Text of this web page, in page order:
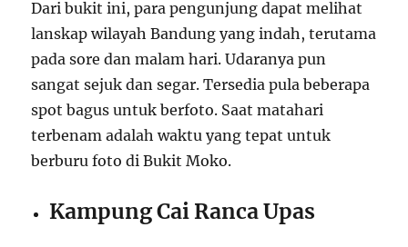
Dari bukit ini, para pengunjung dapat melihat
lanskap wilayah Bandung yang indah, terutama
pada sore dan malam hari. Udaranya pun
sangat sejuk dan segar. Tersedia pula beberapa
spot bagus untuk berfoto. Saat matahari
terbenam adalah waktu yang tepat untuk
berburu foto di Bukit Moko.
Kampung Cai Ranca Upas